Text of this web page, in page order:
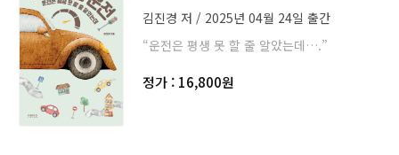
김진경 저 / 2025년 04월 24일 출간
“운전은 평생 못 할 줄 알았는데….”
정가 : 16,800원